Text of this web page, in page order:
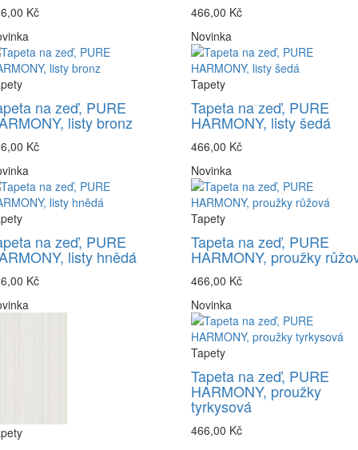
Kč
466,00 Kč
na zeď, PURE
listy bronz
Kč
Novinka
Tapety
Tapeta na zeď, PURE
HARMONY, listy šedá
466,00 Kč
na zeď, PURE
listy hnědá
Kč
Novinka
Tapety
Tapeta na zeď, PURE
HARMONY, proužky
466,00 Kč
Novinka
Tapety
Tapeta na zeď, PURE
HARMONY, proužky
tyrkysová
466,00 Kč